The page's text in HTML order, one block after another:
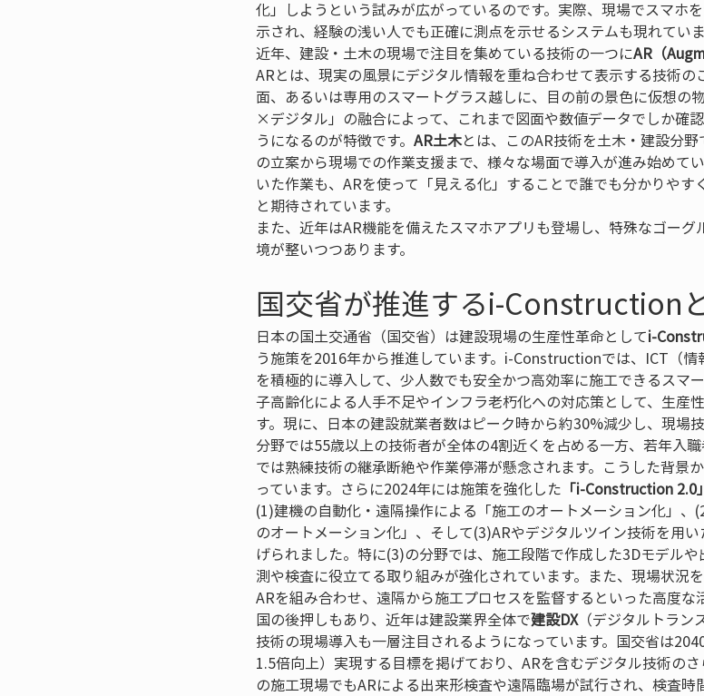
化」しようという試みが広がっているのです。実際、現場でスマホ
示され、経験の浅い人でも正確に測点を示せるシステムも現れてい
近年、建設・土木の現場で注目を集めている技術の一つにAR（
ARとは、現実の風景にデジタル情報を重ね合わせて表示する技術
面、あるいは専用のスマートグラス越しに、目の前の景色に仮想の
×デジタル」の融合によって、これまで図面や数値データでしか確
うになるのが特徴です。 AR土木とは、このAR技術を土木・建設分
の立案から現場での作業支援まで、様々な場面で導入が進み始めて
いた作業も、ARを使って「見える化」することで誰でも分かりや
と期待されています。
また、近年はAR機能を備えたスマホアプリも登場し、特殊なゴー
境が整いつつあります。
国交省が推進するi-Construction
日本の国土交通省（国交省）は建設現場の生産性革命としてi-
う施策を2016年から推進しています。i-Constructionでは、ICT（
を積極的に導入して、少人数でも安全かつ高効率に施工できるスマ
子高齢化による人手不足やインフラ老朽化への対応策として、生産
す。現に、日本の建設就業者数はピーク時から約30%減少し、現場
分野では55歳以上の技術者が全体の4割近くを占める一方、若年入
では熟練技術の継承断絶や作業停滞が懸念されます。こうした背景
っています。さらに2024年には施策を強化した 「i-Construction 2.0」
(1)建機の自動化・遠隔操作による「施工のオートメーション化」
のオートメーション化」、そして(3)ARやデジタルツイン技術を用
げられました。特に(3)の分野では、施工段階で作成した3Dモデルや
測や検査に役立てる取り組みが強化されています。また、現場状況
ARを組み合わせ、遠隔から施工プロセスを監督するといった高度
国の後押しもあり、近年は建設業界全体で建設DX（デジタルトラン
技術の現場導入も一層注目されるようになっています。国交省は
1.5倍向上）実現する目標を掲げており、ARを含むデジタル技術の
の施工現場でもARによる出来形検査や遠隔臨場が試行され、検査時